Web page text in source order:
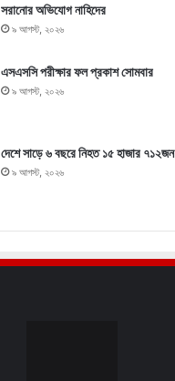
সরানোর অভিযোগ নাহিদের
৯ আগস্ট, ২০২৬
এসএসসি পরীক্ষার ফল প্রকাশ সোমবার
৯ আগস্ট, ২০২৬
দেশে সাড়ে ৬ বছরে নিহত ১৫ হাজার ৭১২জন
৯ আগস্ট, ২০২৬